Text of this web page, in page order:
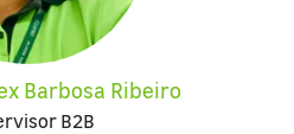
Barbosa Ribeiro
B2B